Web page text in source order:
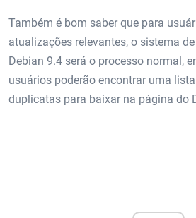
Também é bom saber que para
atualizações relevantes, o sistema
Debian 9.4 será o processo normal,
usuários poderão encontrar uma
duplicatas para baixar na página do